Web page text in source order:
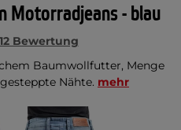
Motorradjeans - blau
12 Bewertung
Baumwollfutter, Menge
Nähte. mehr